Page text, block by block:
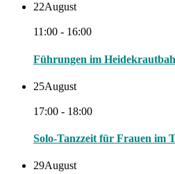
22August
11:00 - 16:00
Führungen im
25August
17:00 - 18:00
Solo-Tanzzeit für Frauen im
29August